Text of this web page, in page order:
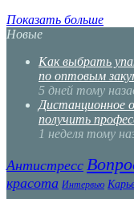
Показать больше
Новые
Как выбрать
по оптовым
5 дней тому
Дистанционное
получить
1 неделя тому
Антистресс
красота Интервью